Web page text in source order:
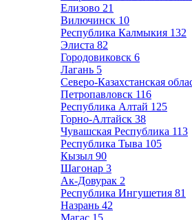
Елизово 21
Вилючинск 10
Республика Калмыкия 132
Элиста 82
Городовиковск 6
Лагань 5
Северо-Казахстанская
Петропавловск 116
Республика Алтай 125
Горно-Алтайск 38
Чувашская Республика 113
Республика Тыва 105
Кызыл 90
Шагонар 3
Ак-Довурак 2
Республика Ингушетия 81
Назрань 42
Магас 15